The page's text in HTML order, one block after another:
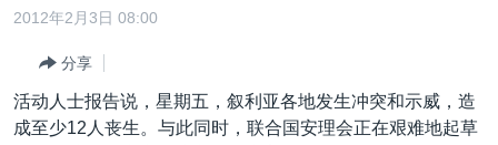
转
容
港澳
国际
2012年2月3日 08:00
分享
活动人士报告说，星期五，叙利亚各地发生冲突和示威，造
成至少12人丧生。与此同时，联合国安理会正在艰难地起草